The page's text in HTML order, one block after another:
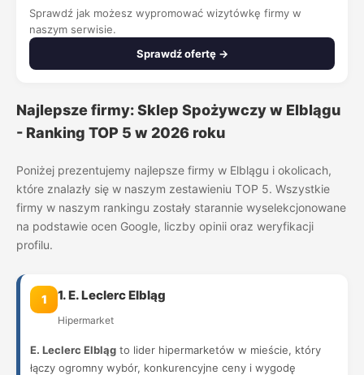
Sprawdź jak możesz wypromować wizytówkę firmy w
naszym serwisie.
Sprawdź ofertę →
Najlepsze firmy: Sklep Spożywczy w Elblągu
- Ranking TOP 5 w 2026 roku
Poniżej prezentujemy najlepsze firmy w Elblągu i okolicach,
które znalazły się w naszym zestawieniu TOP 5. Wszystkie
firmy w naszym rankingu zostały starannie wyselekcjonowane
na podstawie ocen Google, liczby opinii oraz weryfikacji
profilu.
1 1. E. Leclerc Elbląg
Hipermarket
E. Leclerc Elbląg to lider hipermarketów w mieście, który
łączy ogromny wybór, konkurencyjne ceny i wygodę